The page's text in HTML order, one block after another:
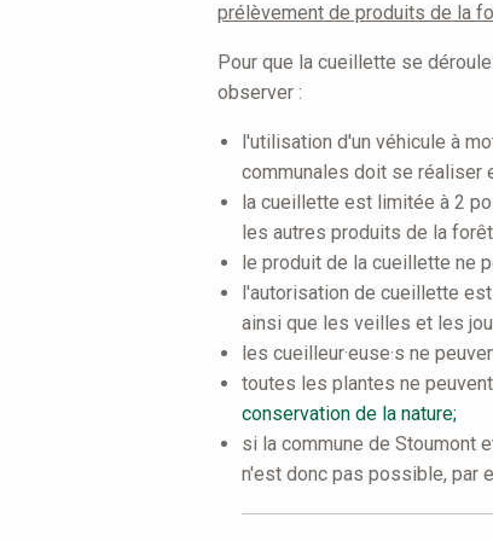
prélèvement de produits de la
Pour que la cueillette se
observer :
l'utilisation d'un véhicule à
communales doit se réaliser
la cueillette est limitée à 2
les autres produits de la
le produit de la cueillette ne
l'autorisation de cueillette
ainsi que les veilles et les
les cueilleur·euse·s ne
toutes les plantes ne
conservation de la nature;
si la commune de Stoumont
n'est donc pas possible, par